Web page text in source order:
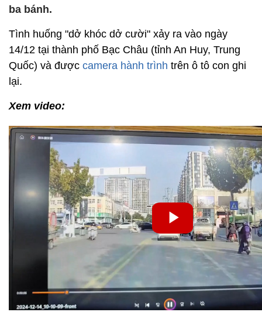
ba bánh.
Tình huống "dở khóc dở cười" xảy ra vào ngày
14/12 tại thành phố Bạc Châu (tỉnh An Huy, Trung
Quốc) và được camera hành trình trên ô tô con ghi
lại.
Xem video: